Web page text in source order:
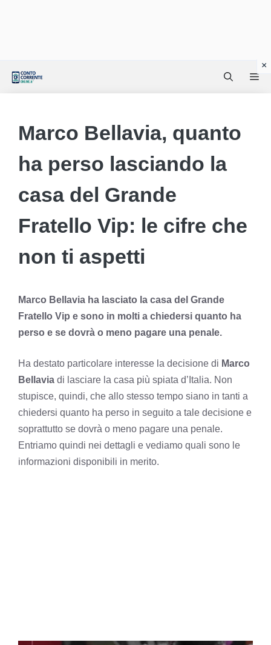
Marco Bellavia, quanto
ha perso lasciando la
casa del Grande
Fratello Vip: le cifre che
non ti aspetti
Marco Bellavia ha lasciato la casa del Grande
Fratello Vip e sono in molti a chiedersi quanto ha
perso e se dovrà o meno pagare una penale.
Ha destato particolare interesse la decisione di Marco
Bellavia di lasciare la casa più spiata d’Italia. Non
stupisce, quindi, che allo stesso tempo siano in tanti a
chiedersi quanto ha perso in seguito a tale decisione e
soprattutto se dovrà o meno pagare una penale.
Entriamo quindi nei dettagli e vediamo quali sono le
informazioni disponibili in merito.